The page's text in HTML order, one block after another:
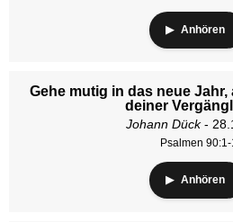
Anhören
Gehe mutig in das neue
deiner
Johann Dück-
Psalmen 90:1-
Anhören